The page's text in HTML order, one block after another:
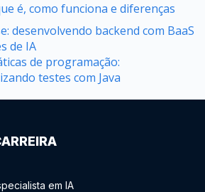
é, como funciona e diferenças
desenvolvendo backend com BaaS
de IA
de programação:
testes com Java
em IA